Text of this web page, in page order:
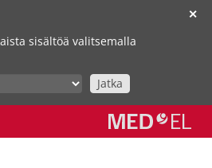
✕
sisältöä valitsemalla
Jatka